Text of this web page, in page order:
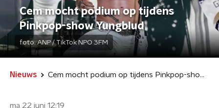
Cem mocht podium op tijdens
Pinkpop-show Yungblud
foto:ANP / TikTok NPO 3FM
Nieuws Cem mocht podium op tijdens Pinkpop-show Yungblud
ma 22 juni 12:19